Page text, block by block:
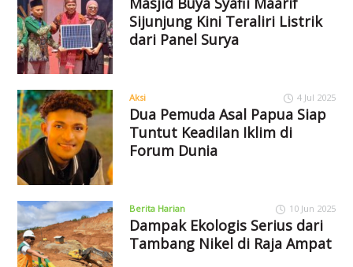
Sijunjung Kini Teraliri Listrik
dari Panel Surya
Aksi 4 Jul 2025
Dua Pemuda Asal Papua Siap
Tuntut Keadilan Iklim di
Forum Dunia
Berita Harian 10 Jun 2025
Dampak Ekologis Serius dari
Tambang Nikel di Raja Ampat